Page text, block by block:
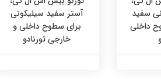
سفید
داخلی
آستر سفید سیلیکونی
برای سطوح داخلی و
خارجی تورنادو